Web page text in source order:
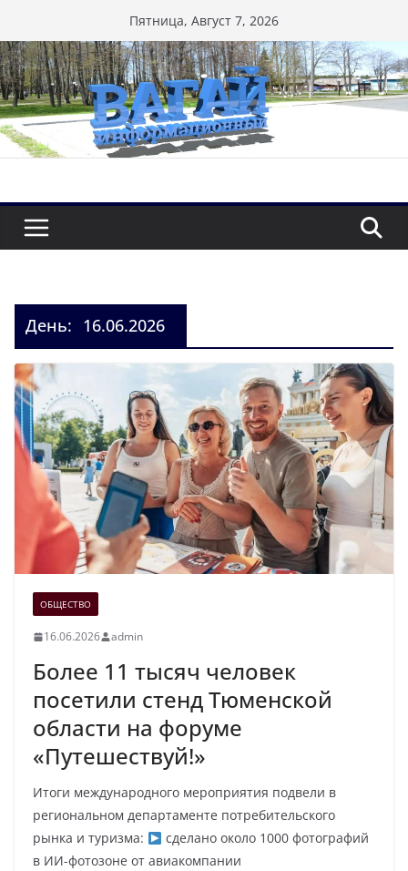
к
содержимому
Пятница, Август 7, 2026
День: 16.06.2026
ОБЩЕСТВО
16.06.2026 admin
Более 11 тысяч человек
посетили стенд Тюменской
области на форуме
«Путешествуй!»
Итоги международного мероприятия подвели в
региональном департаменте потребительского
рынка и туризма:
сделано около 1000 фотографий
в ИИ-фотозоне от авиакомпании